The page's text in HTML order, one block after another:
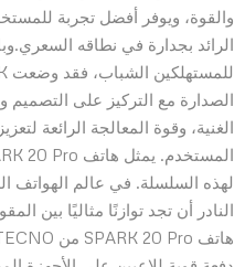
والقوة، ويوفر أفضل تجربة
الرائد بجدارة في نطاقه
الصدارة مع التركيز على التصميم
الغنية، وقوة المعالجة الرائعة
لهذه السلسلة. في عالم الهواتف
النادر أن تجد توازنًا مثاليًا بين